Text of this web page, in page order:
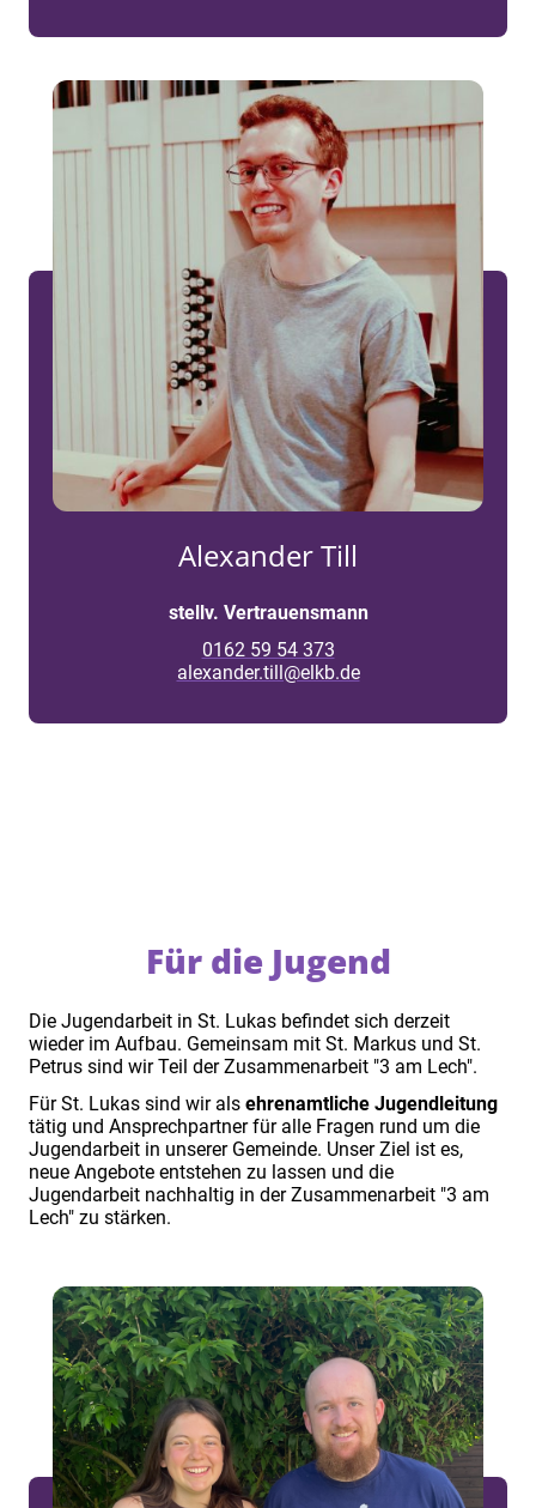
Alexander Till
stellv. Vertrauensmann
0162 59 54 373
alexander.till@elkb.de
Für die Jugend
Die Jugendarbeit in St. Lukas befindet sich derzeit
wieder im Aufbau. Gemeinsam mit St. Markus und St.
Petrus sind wir Teil der Zusammenarbeit "3 am Lech".
Für St. Lukas sind wir als ehrenamtliche Jugendleitung
tätig und Ansprechpartner für alle Fragen rund um die
Jugendarbeit in unserer Gemeinde. Unser Ziel ist es,
neue Angebote entstehen zu lassen und die
Jugendarbeit nachhaltig in der Zusammenarbeit "3 am
Lech" zu stärken.